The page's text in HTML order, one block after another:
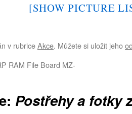
[SHOW PICTURE
v rubriceAkce. Můžete si uložit jeho
RAM File Board MZ-
Postřehy a fotky